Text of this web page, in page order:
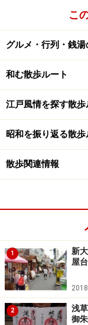
ガラスでできた
だ。新宿の目が
ど、デマだった
えていたけれど
昔は新宿の目で
いない。
M美さんが行きた
中村屋サロン美術
インドカレーで
中村彝（つね）
リエは中村屋裏
たちが集まり、
入館料は企画に
こ
グルメ・行列・銭湯
和む散歩ルート
江戸風情を探す散歩
昭和を振り返る散歩
散歩関連情報
1
新
屋
2
浅
御